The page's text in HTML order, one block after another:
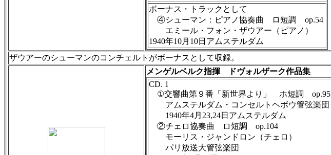
ボーナス・トラックとして
④シューマン：ピアノ協奏曲 ロ短調 op.54
エミール・フォン・ザウアー（ピアノ）
1940年10月10日アムステルダム
ザウアーのシューマンのコンチェルトがボーナスとして収録。
メンゲルベルク指揮 ドヴォルザーク作品集
CD. 1
①交響曲第９番「新世界より」 ホ短調 op.95
アムステルダム・コンセルトヘボウ管弦楽団
1940年4月23,24日アムステルダム
②チェロ協奏曲 ロ短調 op.104
モーリス・ジャンドロン（チェロ）
パリ放送大管弦楽団